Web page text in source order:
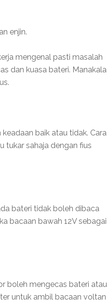
enjin.
mengenal pasti masalah
dan kuasa bateri. Manakala
baik atau tidak. Cara
tukar sahaja dengan fius
bateri tidak boleh dibaca
bacaan bawah 12V sebagai
boleh mengecas bateri atau
untuk ambil bacaan voltan